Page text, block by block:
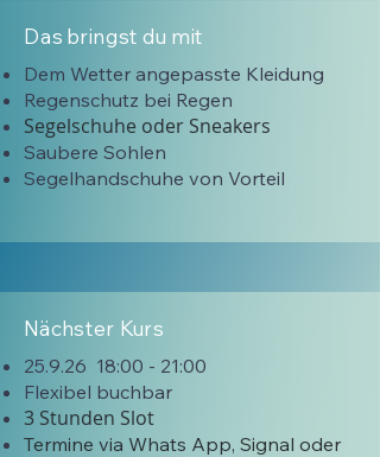
Das bringst du mit
Dem Wetter angepasste Kleidung
Regenschutz bei Regen
Segelschuhe oder Sneakers
Saubere Sohlen
Segelhandschuhe von Vorteil
Nächster Kurs
25.9.26 18:00 - 21:00
Flexibel buchbar
3 Stunden Slot
Termine via Whats App, Signal oder